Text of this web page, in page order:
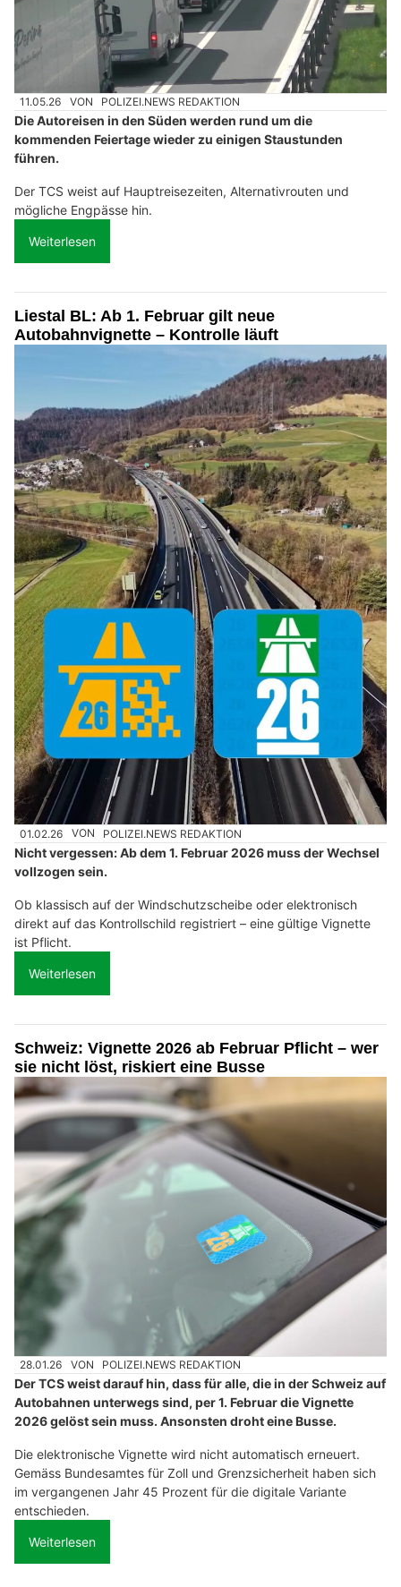
11.05.26 VON POLIZEI.NEWS REDAKTION
Die Autoreisen in den Süden werden rund um die
kommenden Feiertage wieder zu einigen Staustunden
führen.
Der TCS weist auf Hauptreisezeiten, Alternativrouten und
mögliche Engpässe hin.
Weiterlesen
Liestal BL: Ab 1. Februar gilt neue
Autobahnvignette – Kontrolle läuft
01.02.26 VON POLIZEI.NEWS REDAKTION
Nicht vergessen: Ab dem 1. Februar 2026 muss der Wechsel
vollzogen sein.
Ob klassisch auf der Windschutzscheibe oder elektronisch
direkt auf das Kontrollschild registriert – eine gültige Vignette
ist Pflicht.
Weiterlesen
Schweiz: Vignette 2026 ab Februar Pflicht – wer
sie nicht löst, riskiert eine Busse
28.01.26 VON POLIZEI.NEWS REDAKTION
Der TCS weist darauf hin, dass für alle, die in der Schweiz auf
Autobahnen unterwegs sind, per 1. Februar die Vignette
2026 gelöst sein muss. Ansonsten droht eine Busse.
Die elektronische Vignette wird nicht automatisch erneuert.
Gemäss Bundesamtes für Zoll und Grenzsicherheit haben sich
im vergangenen Jahr 45 Prozent für die digitale Variante
entschieden.
Weiterlesen